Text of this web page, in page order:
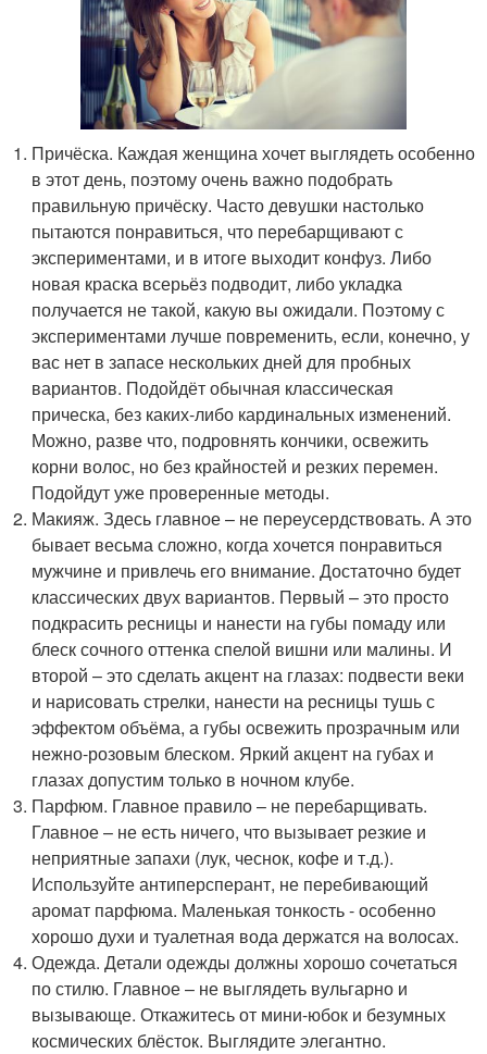
Причёска. Каждая женщина хочет выглядеть особенно
в этот день, поэтому очень важно подобрать
правильную причёску. Часто девушки настолько
пытаются понравиться, что перебарщивают с
экспериментами, и в итоге выходит конфуз. Либо
новая краска всерьёз подводит, либо укладка
получается не такой, какую вы ожидали. Поэтому с
экспериментами лучше повременить, если, конечно, у
вас нет в запасе нескольких дней для пробных
вариантов. Подойдёт обычная классическая
прическа, без каких-либо кардинальных изменений.
Можно, разве что, подровнять кончики, освежить
корни волос, но без крайностей и резких перемен.
Подойдут уже проверенные методы.
Макияж. Здесь главное – не переусердствовать. А это
бывает весьма сложно, когда хочется понравиться
мужчине и привлечь его внимание. Достаточно будет
классических двух вариантов. Первый – это просто
подкрасить ресницы и нанести на губы помаду или
блеск сочного оттенка спелой вишни или малины. И
второй – это сделать акцент на глазах: подвести веки
и нарисовать стрелки, нанести на ресницы тушь с
эффектом объёма, а губы освежить прозрачным или
нежно-розовым блеском. Яркий акцент на губах и
глазах допустим только в ночном клубе.
Парфюм. Главное правило – не перебарщивать.
Главное – не есть ничего, что вызывает резкие и
неприятные запахи (лук, чеснок, кофе и т.д.).
Используйте антиперсперант, не перебивающий
аромат парфюма. Маленькая тонкость - особенно
хорошо духи и туалетная вода держатся на волосах.
Одежда. Детали одежды должны хорошо сочетаться
по стилю. Главное – не выглядеть вульгарно и
вызывающе. Откажитесь от мини-юбок и безумных
космических блёсток. Выглядите элегантно.